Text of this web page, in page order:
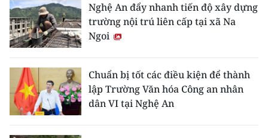
Nghệ An đẩy nhanh tiến độ xây dựng
trường nội trú liên cấp tại xã Na
Ngoi
Chuẩn bị tốt các điều kiện để thành
lập Trường Văn hóa Công an nhân
dân VI tại Nghệ An